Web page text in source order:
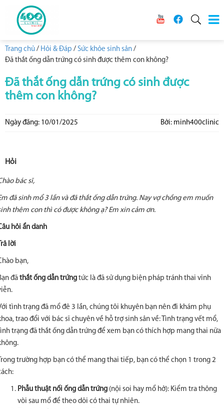
Trang chủ / Hỏi & Đáp / Sức khỏe sinh sản /
Đã thắt ống dẫn trứng có sinh được thêm con không?
Đã thắt ống dẫn trứng có sinh được
thêm con không?
Ngày đăng: 10/01/2025 Bởi: minh400clinic
Hỏi
bác sĩ,
đã sinh mổ 3 lần và đã thắt ống dẫn trứng. Nay vợ chồng em muốn
thêm con thì có được không ạ? Em xin cảm ơn.
hỏi ẩn danh
lời
bạn,
đã thắt ống dẫn trứng tức là đã sử dụng biện pháp tránh thai vĩnh
tình trạng đã mổ đẻ 3 lần, chúng tôi khuyên bạn nên đi khám phụ
trao đổi với bác sĩ chuyên về hỗ trợ sinh sản về: Tình trạng vết mổ,
trạng đã thắt ống dẫn trứng để xem bạn có thích hợp mang thai nữa
trường hợp bạn có thể mang thai tiếp, bạn có thể chọn 1 trong 2
Phẫu thuật nối ống dẫn trứng (nội soi hay mổ hở): Kiểm tra thông
vòi sau mổ để theo dõi có thai tự nhiên.